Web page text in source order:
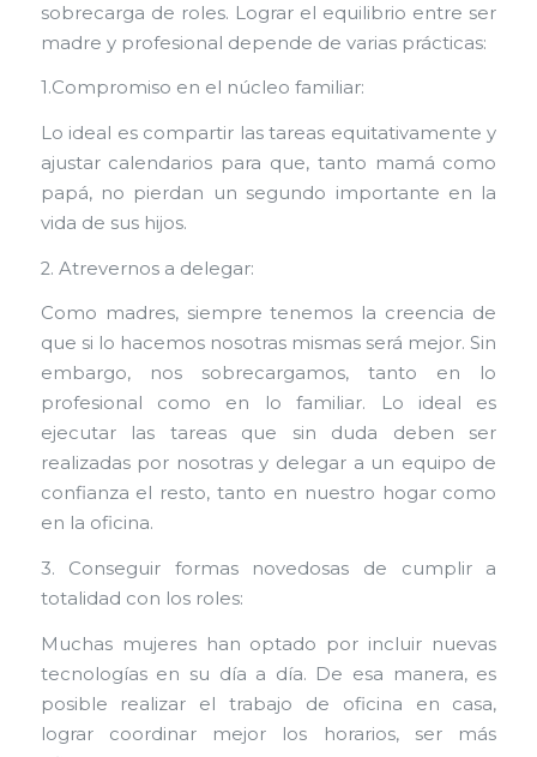
sobrecarga de roles. Lograr el equilibrio entre ser
madre y profesional depende de varias prácticas:
1.Compromiso en el núcleo familiar:
Lo ideal es compartir las tareas equitativamente y
ajustar calendarios para que, tanto mamá como
papá, no pierdan un segundo importante en la
vida de sus hijos.
2. Atrevernos a delegar:
Como madres, siempre tenemos la creencia de
que si lo hacemos nosotras mismas será mejor. Sin
embargo, nos sobrecargamos, tanto en lo
profesional como en lo familiar. Lo ideal es
ejecutar las tareas que sin duda deben ser
realizadas por nosotras y delegar a un equipo de
confianza el resto, tanto en nuestro hogar como
en la oficina.
3. Conseguir formas novedosas de cumplir a
totalidad con los roles:
Muchas mujeres han optado por incluir nuevas
tecnologías en su día a día. De esa manera, es
posible realizar el trabajo de oficina en casa,
lograr coordinar mejor los horarios, ser más